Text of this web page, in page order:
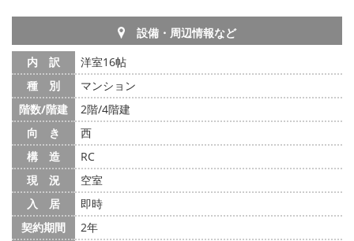
設備・周辺情報など
内 訳
洋室16帖
種 別
マンション
階数/階建
2階/4階建
向 き
西
構 造
RC
現 況
空室
入 居
即時
契約期間
2年